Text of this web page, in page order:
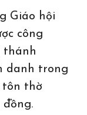
Giáo hội
công
thánh
danh trong
tôn thờ